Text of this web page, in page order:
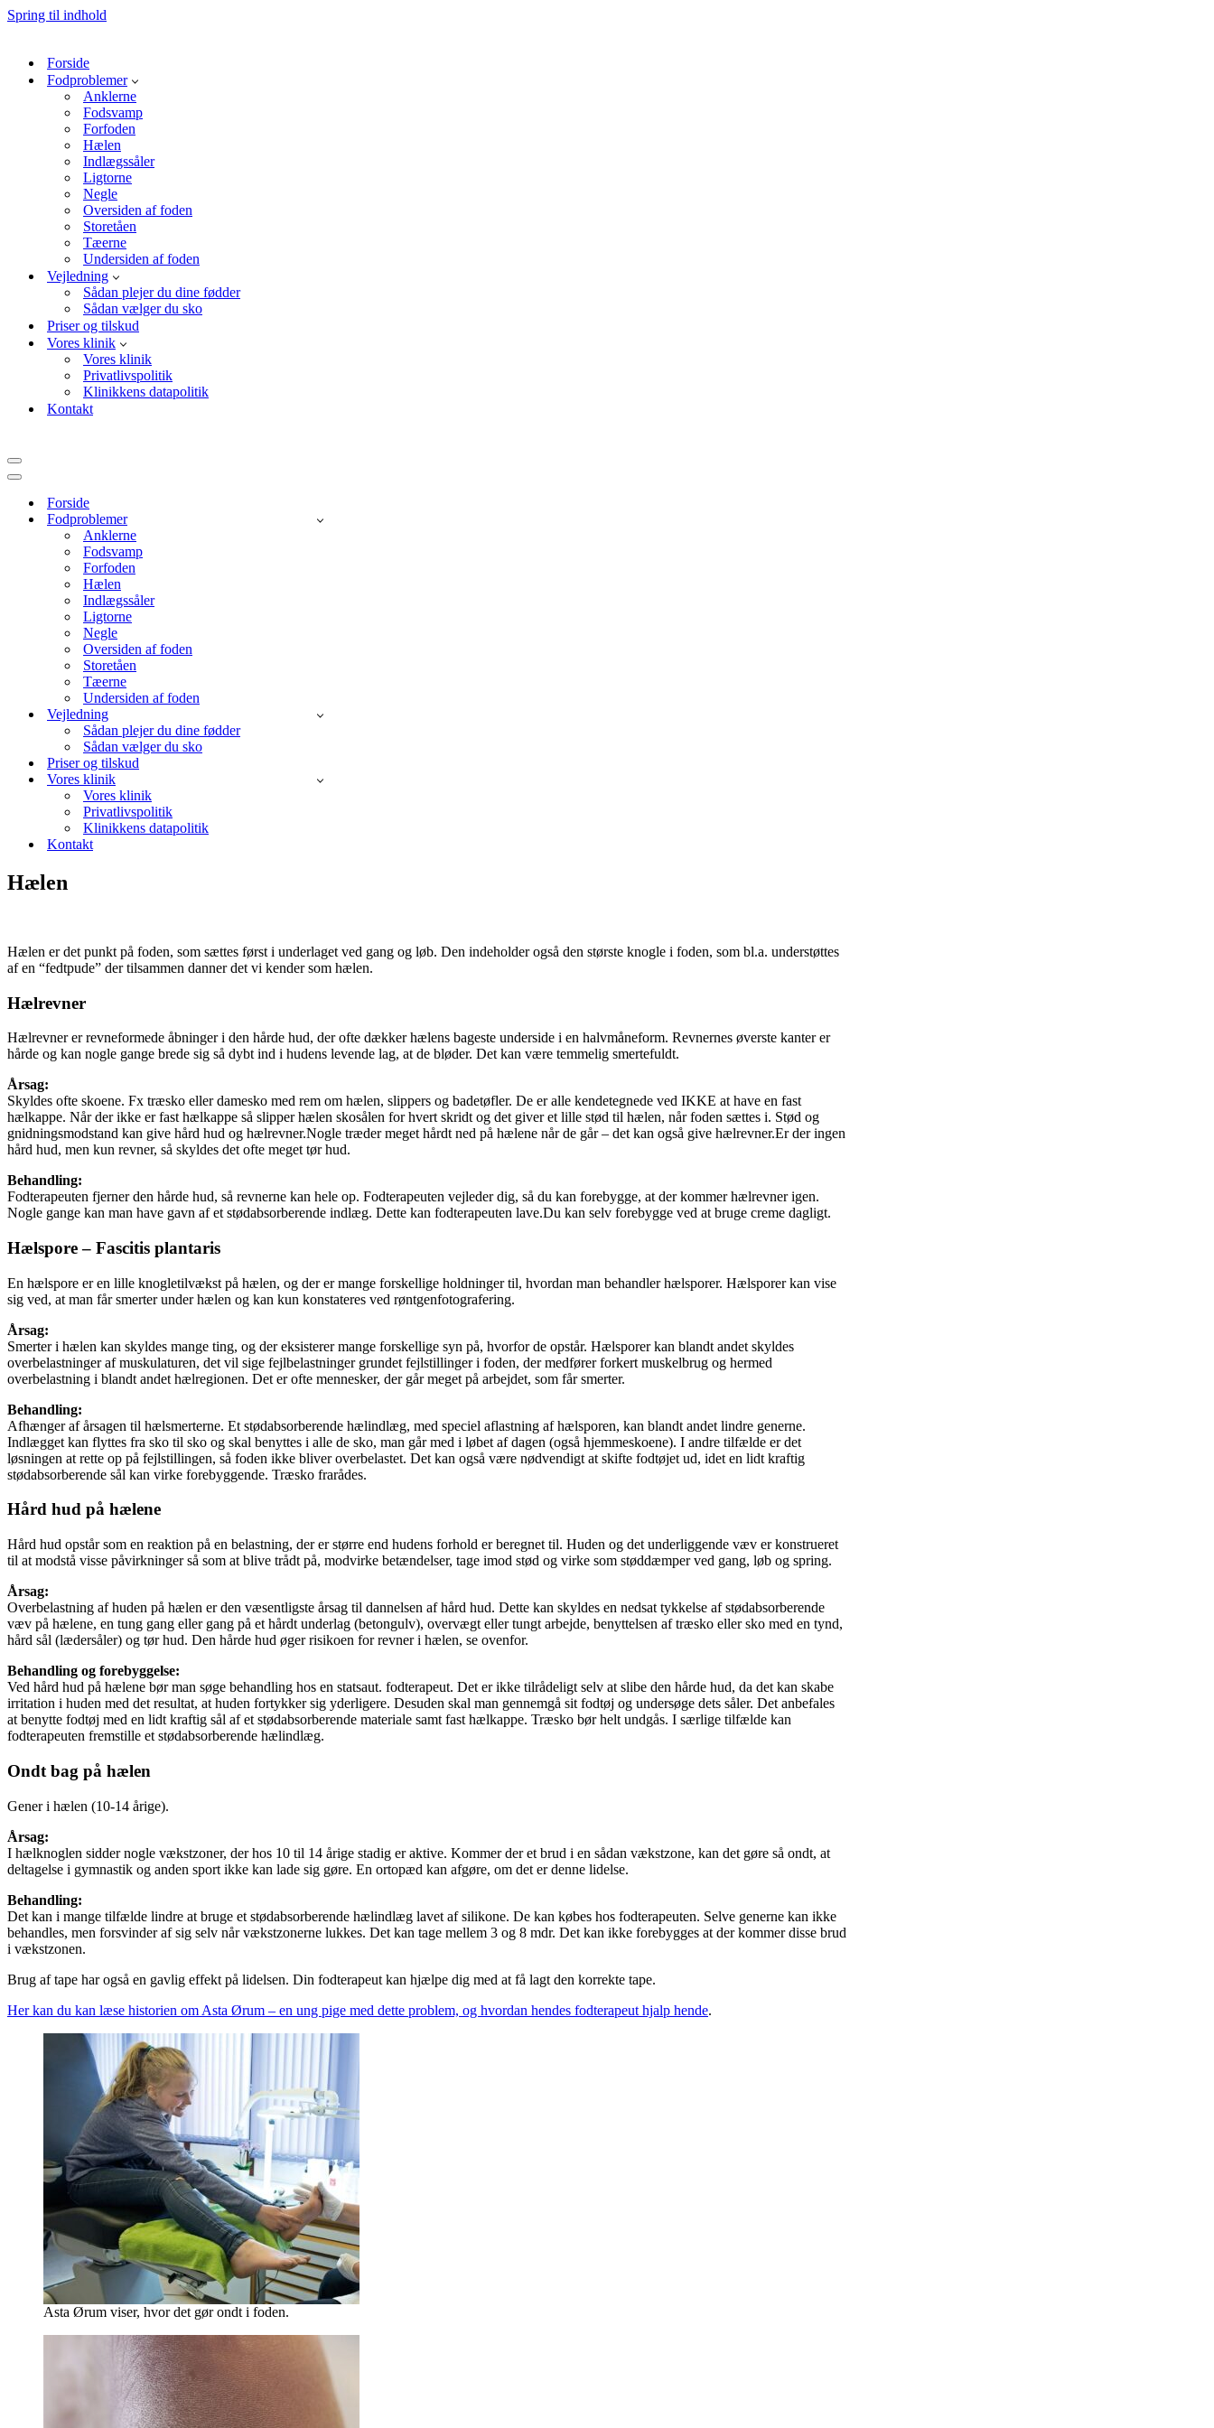
Spring til indhold
Forside
Fodproblemer
Anklerne
Fodsvamp
Forfoden
Hælen
Indlægssåler
Ligtorne
Negle
Oversiden af foden
Storetåen
Tæerne
Undersiden af foden
Vejledning
Sådan plejer du dine fødder
Sådan vælger du sko
Priser og tilskud
Vores klinik
Vores klinik
Privatlivspolitik
Klinikkens datapolitik
Kontakt
Navigation
menu
Navigation
Forside
Fodproblemer
Anklerne
Fodsvamp
Forfoden
Hælen
Indlægssåler
Ligtorne
Negle
Oversiden af foden
Storetåen
Tæerne
Undersiden af foden
Vejledning
Sådan plejer du dine fødder
Sådan vælger du sko
Priser og tilskud
Vores klinik
Vores klinik
Privatlivspolitik
Klinikkens datapolitik
Kontakt
Hælen
Hælen er det punkt på foden, som sættes først i underlaget ved gang og løb. Den indeholder også den største knogle i foden, som bl.a. understøttes
af en “fedtpude” der tilsammen danner det vi kender som hælen.
Hælrevner
Hælrevner er revneformede åbninger i den hårde hud, der ofte dækker hælens bageste underside i en halvmåneform. Revnernes øverste kanter er
hårde og kan nogle gange brede sig så dybt ind i hudens levende lag, at de bløder. Det kan være temmelig smertefuldt.
Årsag:
Skyldes ofte skoene. Fx træsko eller damesko med rem om hælen, slippers og badetøfler. De er alle kendetegnede ved IKKE at have en fast
hælkappe. Når der ikke er fast hælkappe så slipper hælen skosålen for hvert skridt og det giver et lille stød til hælen, når foden sættes i. Stød og
gnidningsmodstand kan give hård hud og hælrevner.Nogle træder meget hårdt ned på hælene når de går – det kan også give hælrevner.Er der ingen
hård hud, men kun revner, så skyldes det ofte meget tør hud.
Behandling:
Fodterapeuten fjerner den hårde hud, så revnerne kan hele op. Fodterapeuten vejleder dig, så du kan forebygge, at der kommer hælrevner igen.
Nogle gange kan man have gavn af et stødabsorberende indlæg. Dette kan fodterapeuten lave.Du kan selv forebygge ved at bruge creme dagligt.
Hælspore – Fascitis plantaris
En hælspore er en lille knogletilvækst på hælen, og der er mange forskellige holdninger til, hvordan man behandler hælsporer. Hælsporer kan vise
sig ved, at man får smerter under hælen og kan kun konstateres ved røntgenfotografering.
Årsag:
Smerter i hælen kan skyldes mange ting, og der eksisterer mange forskellige syn på, hvorfor de opstår. Hælsporer kan blandt andet skyldes
overbelastninger af muskulaturen, det vil sige fejlbelastninger grundet fejlstillinger i foden, der medfører forkert muskelbrug og hermed
overbelastning i blandt andet hælregionen. Det er ofte mennesker, der går meget på arbejdet, som får smerter.
Behandling:
Afhænger af årsagen til hælsmerterne. Et stødabsorberende hælindlæg, med speciel aflastning af hælsporen, kan blandt andet lindre generne.
Indlægget kan flyttes fra sko til sko og skal benyttes i alle de sko, man går med i løbet af dagen (også hjemmeskoene). I andre tilfælde er det
løsningen at rette op på fejlstillingen, så foden ikke bliver overbelastet. Det kan også være nødvendigt at skifte fodtøjet ud, idet en lidt kraftig
stødabsorberende sål kan virke forebyggende. Træsko frarådes.
Hård hud på hælene
Hård hud opstår som en reaktion på en belastning, der er større end hudens forhold er beregnet til. Huden og det underliggende væv er konstrueret
til at modstå visse påvirkninger så som at blive trådt på, modvirke betændelser, tage imod stød og virke som støddæmper ved gang, løb og spring.
Årsag:
Overbelastning af huden på hælen er den væsentligste årsag til dannelsen af hård hud. Dette kan skyldes en nedsat tykkelse af stødabsorberende
væv på hælene, en tung gang eller gang på et hårdt underlag (betongulv), overvægt eller tungt arbejde, benyttelsen af træsko eller sko med en tynd,
hård sål (lædersåler) og tør hud. Den hårde hud øger risikoen for revner i hælen, se ovenfor.
Behandling og forebyggelse:
Ved hård hud på hælene bør man søge behandling hos en statsaut. fodterapeut. Det er ikke tilrådeligt selv at slibe den hårde hud, da det kan skabe
irritation i huden med det resultat, at huden fortykker sig yderligere. Desuden skal man gennemgå sit fodtøj og undersøge dets såler. Det anbefales
at benytte fodtøj med en lidt kraftig sål af et stødabsorberende materiale samt fast hælkappe. Træsko bør helt undgås. I særlige tilfælde kan
fodterapeuten fremstille et stødabsorberende hælindlæg.
Ondt bag på hælen
Gener i hælen (10-14 årige).
Årsag:
I hælknoglen sidder nogle vækstzoner, der hos 10 til 14 årige stadig er aktive. Kommer der et brud i en sådan vækstzone, kan det gøre så ondt, at
deltagelse i gymnastik og anden sport ikke kan lade sig gøre. En ortopæd kan afgøre, om det er denne lidelse.
Behandling:
Det kan i mange tilfælde lindre at bruge et stødabsorberende hælindlæg lavet af silikone. De kan købes hos fodterapeuten. Selve generne kan ikke
behandles, men forsvinder af sig selv når vækstzonerne lukkes. Det kan tage mellem 3 og 8 mdr. Det kan ikke forebygges at der kommer disse brud
i vækstzonen.
Brug af tape har også en gavlig effekt på lidelsen. Din fodterapeut kan hjælpe dig med at få lagt den korrekte tape.
Her kan du kan læse historien om Asta Ørum – en ung pige med dette problem, og hvordan hendes fodterapeut hjalp hende.
Asta Ørum viser, hvor det gør ondt i foden.